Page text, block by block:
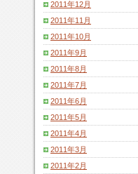
2011年12月
2011年11月
2011年10月
2011年9月
2011年8月
2011年7月
2011年6月
2011年5月
2011年4月
2011年3月
2011年2月